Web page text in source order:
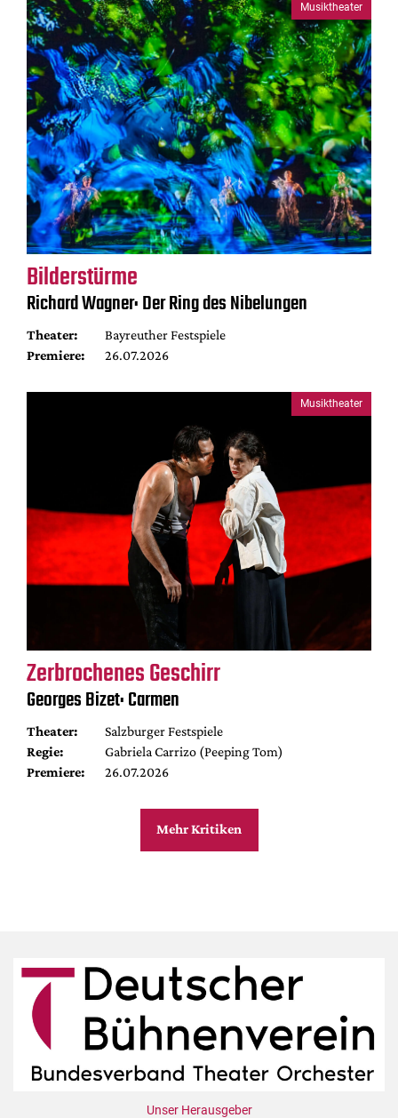
Musiktheater
Bilderstürme
Richard Wagner: Der Ring des Nibelungen
Theater:
Bayreuther Festspiele
Premiere:
26.07.2026
Musiktheater
Zerbrochenes Geschirr
Georges Bizet: Carmen
Theater:
Salzburger Festspiele
Regie:
Gabriela Carrizo (Peeping Tom)
Premiere:
26.07.2026
Mehr Kritiken
Unser Herausgeber